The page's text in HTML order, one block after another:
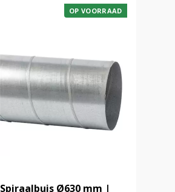
OP VOORRAAD
Spiraalbuis Ø630 mm |